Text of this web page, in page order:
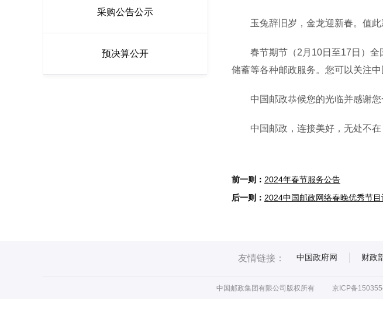
采购公告公示
预决算公开
玉兔辞旧岁，金龙迎新春。值此
春节期节（2月10日至17日）全
储蓄等各种邮政服务。您可以关注
中国邮政恭候您的光临并感谢您
中国邮政，连接美好，无处不在
2024年春节服务公告
2024中国邮政网络春晚优秀节
友情链接： 中国政府网 财政
中国邮政集团有限公司版权所有 京ICP备